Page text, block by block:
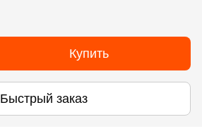
Купить
Быстрый заказ